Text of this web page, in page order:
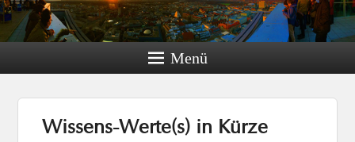
Menü
Wissens-Werte(s) in Kürze